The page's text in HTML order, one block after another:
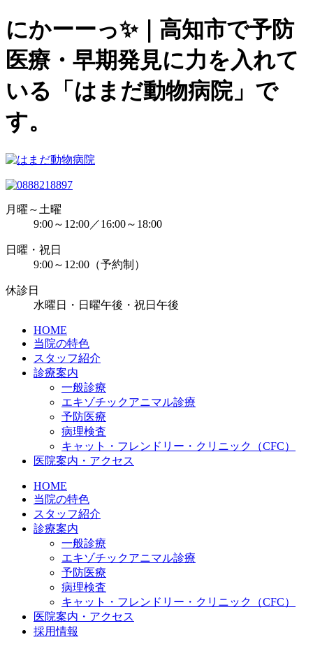
にかーーっ✨｜高知市で予防
医療・早期発見に力を入れて
いる「はまだ動物病院」で
す。
月曜～土曜
9:00～12:00／16:00～18:00
日曜・祝日
9:00～12:00（予約制）
休診日
水曜日・日曜午後・祝日午後
HOME
当院の特色
スタッフ紹介
診療案内
一般診療
エキゾチックアニマル診療
予防医療
病理検査
キャット・フレンドリー・クリニック（CFC）
医院案内・アクセス
HOME
当院の特色
スタッフ紹介
診療案内
一般診療
エキゾチックアニマル診療
予防医療
病理検査
キャット・フレンドリー・クリニック（CFC）
医院案内・アクセス
採用情報